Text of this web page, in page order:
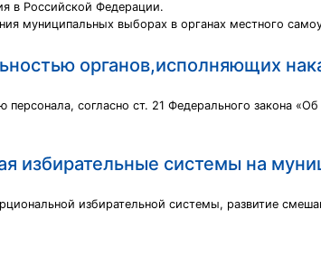
в Российской Федерации.
муниципальных выборах в органах местного
органов,исполняющих
персонала, согласно ст. 21 Федерального закона
избирательные системы на
избирательной системы, развитие